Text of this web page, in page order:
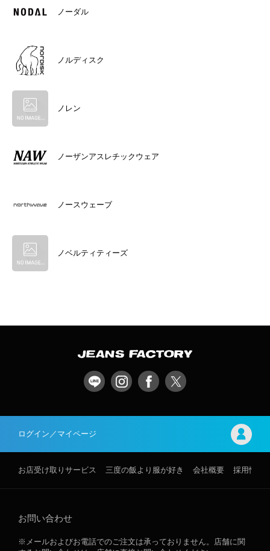
ノーダル
ノルディスク
ノレン
ノーザンアスレチックウェア
ノースウェーブ
ノベルティティーズ
ログイン／マイページ
お店受け取りサービス 三度の飯より服が好き 会社概要 採用情報
お問い合わせ
※メールおよびお電話でのご注文は承っておりません。店舗に関